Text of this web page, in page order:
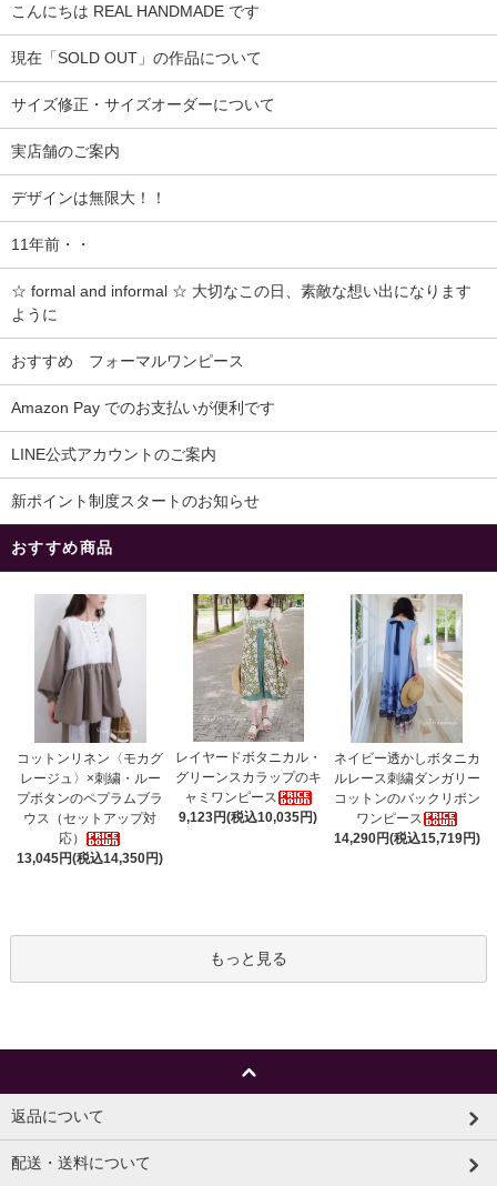
こんにちは REAL HANDMADE です
現在「SOLD OUT」の作品について
サイズ修正・サイズオーダーについて
実店舗のご案内
デザインは無限大！！
11年前・・
☆ formal and informal ☆ 大切なこの日、素敵な想い出になります
ように
おすすめ フォーマルワンピース
Amazon Pay でのお支払いが便利です
LINE公式アカウントのご案内
新ポイント制度スタートのお知らせ
おすすめ商品
コットンリネン〈モカグ
レージュ〉×刺繍・ルー
プボタンのペプラムブラ
ウス（セットアップ対
応）
13,045円(税込14,350円)
レイヤードボタニカル・
グリーンスカラップのキ
ャミワンピース
9,123円(税込10,035円)
ネイビー透かしボタニカ
ルレース刺繍ダンガリー
コットンのバックリボン
ワンピース
14,290円(税込15,719円)
もっと見る
返品について
配送・送料について